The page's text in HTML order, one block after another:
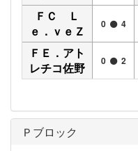
ＦＣ Ｌ
ｅ．ｖｅＺ
0 4
ＦＥ．アト
レチコ佐野
0 2
Ｐブロック